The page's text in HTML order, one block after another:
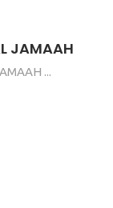
JAMAAH
...